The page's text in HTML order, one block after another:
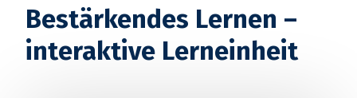
Bestärkendes Lernen –
interaktive Lerneinheit